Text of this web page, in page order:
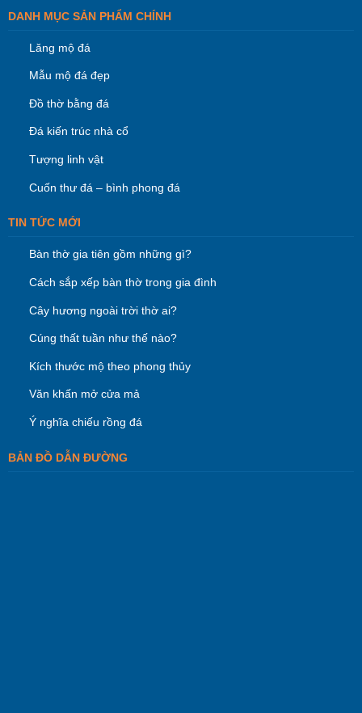
DANH MỤC SẢN PHẨM CHÍNH
Lăng mộ đá
Mẫu mộ đá đẹp
Đồ thờ bằng đá
Đá kiến trúc nhà cổ
Tượng linh vật
Cuốn thư đá – bình phong đá
TIN TỨC MỚI
Bàn thờ gia tiên gồm những gì?
Cách sắp xếp bàn thờ trong gia đình
Cây hương ngoài trời thờ ai?
Cúng thất tuần như thế nào?
Kích thước mộ theo phong thủy
Văn khấn mở cửa mả
Ý nghĩa chiếu rồng đá
BẢN ĐỒ DẪN ĐƯỜNG